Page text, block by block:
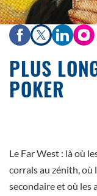
PLUS
POKER
Le Far West : là où
corrals au zénith, où
secondaire et où les